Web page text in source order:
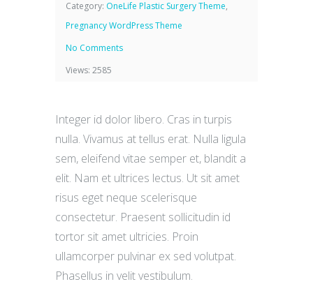
Category: OneLife Plastic Surgery Theme,
Pregnancy WordPress Theme
No Comments
Views: 2585
Integer id dolor libero. Cras in turpis
nulla. Vivamus at tellus erat. Nulla ligula
sem, eleifend vitae semper et, blandit a
elit. Nam et ultrices lectus. Ut sit amet
risus eget neque scelerisque
consectetur. Praesent sollicitudin id
tortor sit amet ultricies. Proin
ullamcorper pulvinar ex sed volutpat.
Phasellus in velit vestibulum.